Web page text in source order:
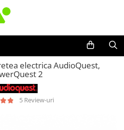
electrica AudioQuest,
2
5 Review-uri